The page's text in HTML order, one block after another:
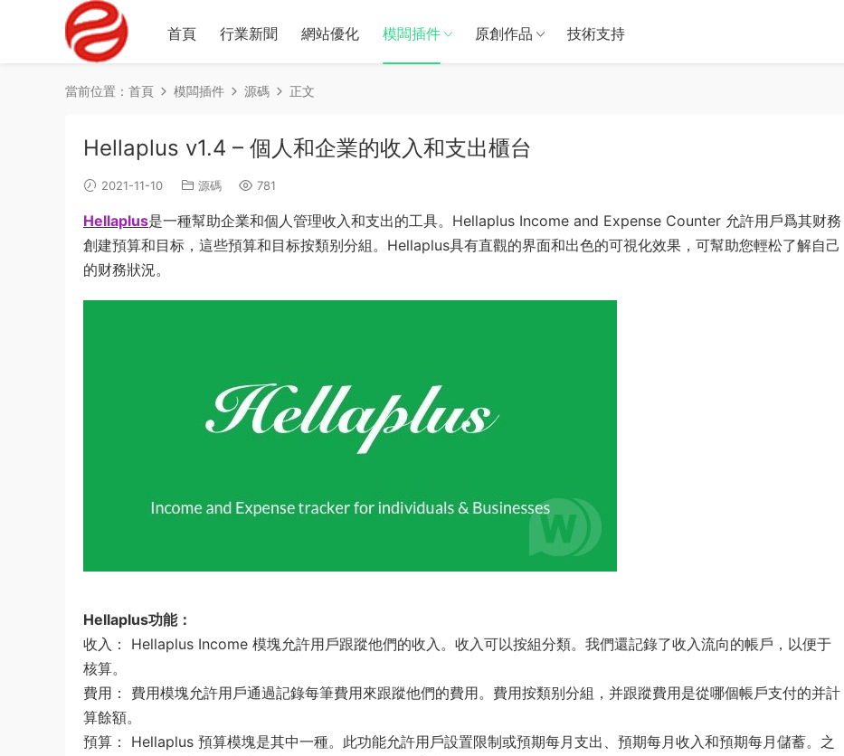
首頁 行業新聞 網站優化 模闆插件 原創作品 技術支持
當前位置： 首頁 模闆插件 源碼 正文
Hellaplus v1.4 – 個人和企業的收入和支出櫃台
2021-11-10 源碼 781
Hellaplus是一種幫助企業和個人管理收入和支出的工具。Hellaplus Income and Expense Counter 允許用戶爲其财務
創建預算和目标，這些預算和目标按類别分組。Hellaplus具有直觀的界面和出色的可視化效果，可幫助您輕松了解自己
的财務狀況。
Hellaplus功能：
收入： Hellaplus Income 模塊允許用戶跟蹤他們的收入。收入可以按組分類。我們還記錄了收入流向的帳戶，以便于
核算。
費用： 費用模塊允許用戶通過記錄每筆費用來跟蹤他們的費用。費用按類别分組，并跟蹤費用是從哪個帳戶支付的并計
算餘額。
預算： Hellaplus 預算模塊是其中一種。此功能允許用戶設置限制或預期每月支出、預期每月收入和預期每月儲蓄。之